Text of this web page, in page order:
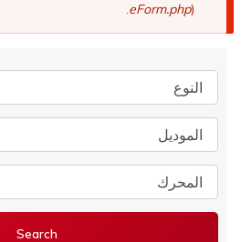
eForm.php).
النوع
الموديل
المحرك